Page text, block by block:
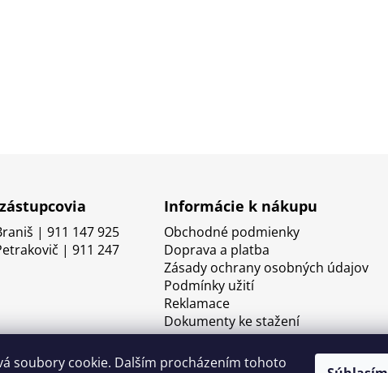
soubory cookie. Dalším procházením tohoto
| 911 147 925
| 911 247
Informácie k nákupu
Obchodné podmienky
Doprava a platba
Zásady ochrany osobných údajov
Podmínky užití
Reklamace
Dokumenty ke stažení